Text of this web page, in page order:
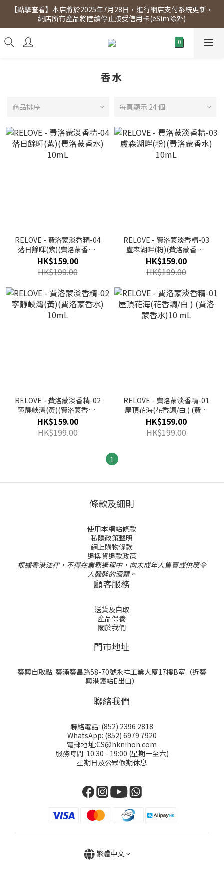
【點擊查看】會員專享 星期三全單95折!!!（優惠期至2026年12月
31日）。滿$300即免運費。
【點擊查看】本店將於2025年7月28日，進行網店支付系統更新，
網店所有產品將陸續停止接受信用卡(eSim除外)
【點擊查看】會員專享 星期三全單95折!!!（優惠期至2026年12月
31日）。滿$300即免運費。
香水
商品排序 每頁顯示 24 個
RELOVE - 費洛蒙淡香精-04
落日餘暉(紫)(費洛蒙香水)
10mL
HK$159.00
HK$199.00
RELOVE - 費洛蒙淡香精-03
盧森湖畔(粉)(費洛蒙香水)
10mL
HK$159.00
HK$199.00
RELOVE - 費洛蒙淡香精-02
寧靜峽灣(黃)(費洛蒙香水)
10mL
HK$159.00
HK$199.00
RELOVE - 費洛蒙淡香精-01
屋頂花海(花香調/白 ) (費洛
蒙香水)10 mL
HK$159.00
HK$199.00
1
條款及細則
使用本網站條款
私隱政策聲明
網上購物條款
退換貨退款政策
根據香港法律，不得在業務過程中，向未成年人售賣或供應令
人醺醉的酒類。
顧客服務
送貨及自取
產品保養
關於我們
門巿地址
葵興自取點: 葵涌葵昌路58-70號永祥工業大厦17樓B室（近葵
興港鐵站E出口）
聯絡我們
聯絡電話: (852) 2396 2818
WhatsApp: (852) 6979 7920
電郵地址:CS@hknihon.com
服務時間: 10:30 - 19:00 (星期一至六)
星期日及公眾假期休息
繁體中文